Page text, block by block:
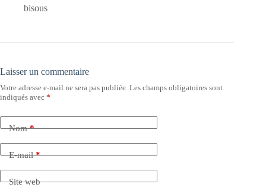
bisous
Laisser un commentaire
Votre adresse e-mail ne sera pas publiée. Les champs obligatoires sont
indiqués avec *
Nom*
E-mail*
Site web